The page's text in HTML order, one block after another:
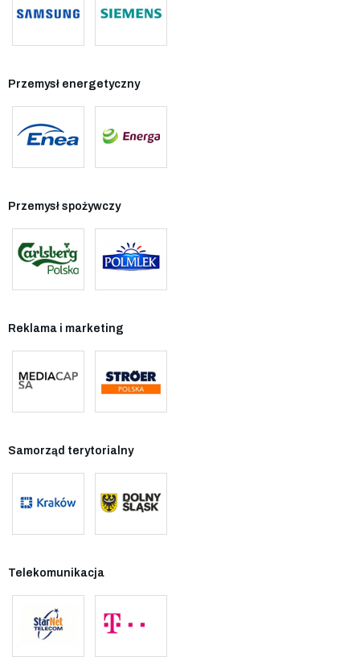
Przemysł energetyczny
Przemysł spożywczy
Reklama i marketing
Samorząd terytorialny
Telekomunikacja